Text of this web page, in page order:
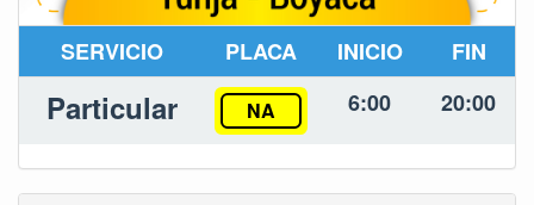
SERVICIO PLACA INICIO FIN
Particular NA 6:00 20:00